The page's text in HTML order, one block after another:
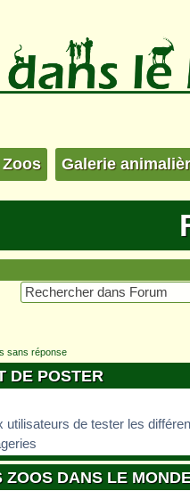
Zoos Galerie
sans réponse
DE POSTER
utilisateurs de tester les
ZOOS DANS LE